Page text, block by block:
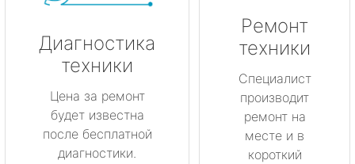
Диагностика
техники
Цена за ремонт
будет известна
после бесплатной
диагностики.
Ремонт
техники
Специалист
производит
ремонт на
месте и в
короткий